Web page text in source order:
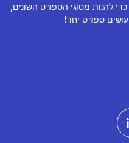
להנות מסוגי הספורט השונים,